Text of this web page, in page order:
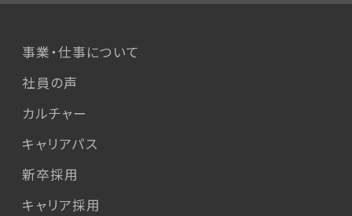
事業・仕事について
社員の声
カルチャー
キャリアパス
新卒採用
キャリア採用